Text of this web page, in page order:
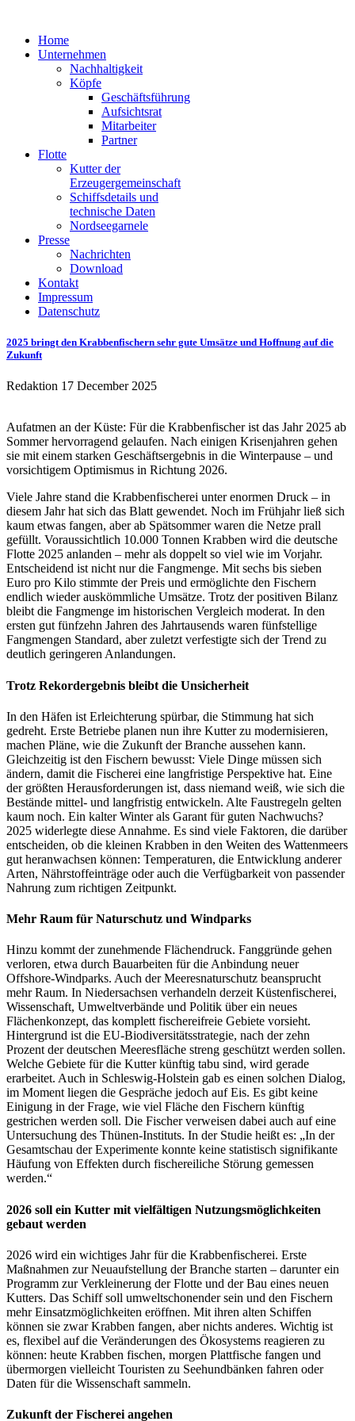
Home
Unternehmen
Nachhaltigkeit
Köpfe
Geschäftsführung
Aufsichtsrat
Mitarbeiter
Partner
Flotte
Kutter der
Erzeugergemeinschaft
Schiffsdetails und
technische Daten
Nordseegarnele
Presse
Nachrichten
Download
Kontakt
Impressum
Datenschutz
2025 bringt den Krabbenfischern sehr gute Umsätze und Hoffnung auf die
Zukunft
Redaktion 17 December 2025
Aufatmen an der Küste: Für die Krabbenfischer ist das Jahr 2025 ab
Sommer hervorragend gelaufen. Nach einigen Krisenjahren gehen
sie mit einem starken Geschäftsergebnis in die Winterpause – und
vorsichtigem Optimismus in Richtung 2026.
Viele Jahre stand die Krabbenfischerei unter enormen Druck – in
diesem Jahr hat sich das Blatt gewendet. Noch im Frühjahr ließ sich
kaum etwas fangen, aber ab Spätsommer waren die Netze prall
gefüllt. Voraussichtlich 10.000 Tonnen Krabben wird die deutsche
Flotte 2025 anlanden – mehr als doppelt so viel wie im Vorjahr.
Entscheidend ist nicht nur die Fangmenge. Mit sechs bis sieben
Euro pro Kilo stimmte der Preis und ermöglichte den Fischern
endlich wieder auskömmliche Umsätze. Trotz der positiven Bilanz
bleibt die Fangmenge im historischen Vergleich moderat. In den
ersten gut fünfzehn Jahren des Jahrtausends waren fünfstellige
Fangmengen Standard, aber zuletzt verfestigte sich der Trend zu
deutlich geringeren Anlandungen.
Trotz Rekordergebnis bleibt die Unsicherheit
In den Häfen ist Erleichterung spürbar, die Stimmung hat sich
gedreht. Erste Betriebe planen nun ihre Kutter zu modernisieren,
machen Pläne, wie die Zukunft der Branche aussehen kann.
Gleichzeitig ist den Fischern bewusst: Viele Dinge müssen sich
ändern, damit die Fischerei eine langfristige Perspektive hat. Eine
der größten Herausforderungen ist, dass niemand weiß, wie sich die
Bestände mittel- und langfristig entwickeln. Alte Faustregeln gelten
kaum noch. Ein kalter Winter als Garant für guten Nachwuchs?
2025 widerlegte diese Annahme. Es sind viele Faktoren, die darüber
entscheiden, ob die kleinen Krabben in den Weiten des Wattenmeers
gut heranwachsen können: Temperaturen, die Entwicklung anderer
Arten, Nährstoffeinträge oder auch die Verfügbarkeit von passender
Nahrung zum richtigen Zeitpunkt.
Mehr Raum für Naturschutz und Windparks
Hinzu kommt der zunehmende Flächendruck. Fanggründe gehen
verloren, etwa durch Bauarbeiten für die Anbindung neuer
Offshore-Windparks. Auch der Meeresnaturschutz beansprucht
mehr Raum. In Niedersachsen verhandeln derzeit Küstenfischerei,
Wissenschaft, Umweltverbände und Politik über ein neues
Flächenkonzept, das komplett fischereifreie Gebiete vorsieht.
Hintergrund ist die EU-Biodiversitätsstrategie, nach der zehn
Prozent der deutschen Meeresfläche streng geschützt werden sollen.
Welche Gebiete für die Kutter künftig tabu sind, wird gerade
erarbeitet. Auch in Schleswig-Holstein gab es einen solchen Dialog,
im Moment liegen die Gespräche jedoch auf Eis. Es gibt keine
Einigung in der Frage, wie viel Fläche den Fischern künftig
gestrichen werden soll. Die Fischer verweisen dabei auch auf eine
Untersuchung des Thünen-Instituts. In der Studie heißt es: „In der
Gesamtschau der Experimente konnte keine statistisch signifikante
Häufung von Effekten durch fischereiliche Störung gemessen
werden.“
2026 soll ein Kutter mit vielfältigen Nutzungsmöglichkeiten
gebaut werden
2026 wird ein wichtiges Jahr für die Krabbenfischerei. Erste
Maßnahmen zur Neuaufstellung der Branche starten – darunter ein
Programm zur Verkleinerung der Flotte und der Bau eines neuen
Kutters. Das Schiff soll umweltschonender sein und den Fischern
mehr Einsatzmöglichkeiten eröffnen. Mit ihren alten Schiffen
können sie zwar Krabben fangen, aber nichts anderes. Wichtig ist
es, flexibel auf die Veränderungen des Ökosystems reagieren zu
können: heute Krabben fischen, morgen Plattfische fangen und
übermorgen vielleicht Touristen zu Seehundbänken fahren oder
Daten für die Wissenschaft sammeln.
Zukunft der Fischerei angehen